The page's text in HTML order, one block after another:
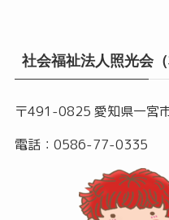
社会福祉法人照光会（
〒491-0825 愛知県一宮
電話：0586-77-0335